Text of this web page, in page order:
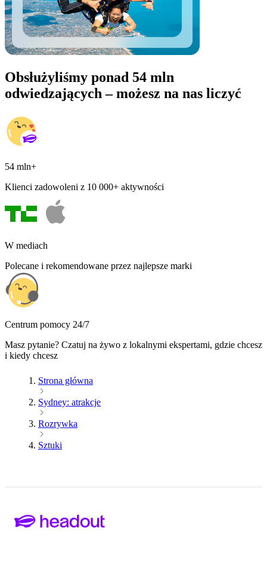
Obsłużyliśmy ponad 54 mln
odwiedzających – możesz na nas liczyć
54 mln+
Klienci zadowoleni z 10 000+ aktywności
W mediach
Polecane i rekomendowane przez najlepsze marki
Centrum pomocy 24/7
Masz pytanie? Czatuj na żywo z lokalnymi ekspertami, gdzie chcesz
i kiedy chcesz
Strona główna
Sydney: atrakcje
Rozrywka
Sztuki